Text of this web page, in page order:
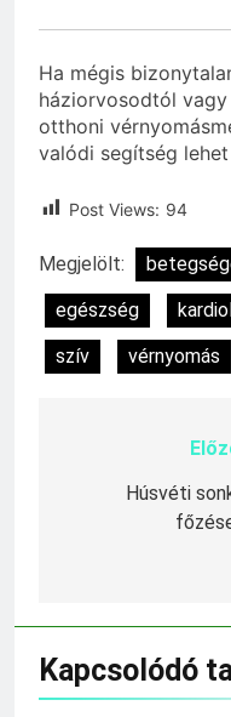
Ha mégis
háziorvosodtól
otthoni
valódi segítség
Post Views: 94
Megjelölt:
egészség
szív
vérnyomás
Bejegyzés
navigáció
Húsvéti
Kapcsolódó